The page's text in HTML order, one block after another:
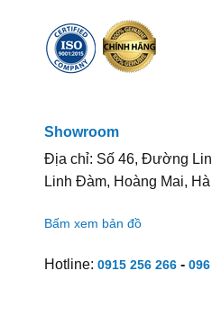
Showroom
Địa chỉ: Số 46, Đường
Linh Đàm, Hoàng Mai,
Bấm xem bản đồ
Hotline: 0915 256 266-